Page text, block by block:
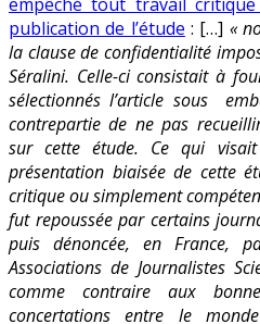
publication de l’étude : […] «
la clause de confidentialité
Séralini. Celle-ci consistait à
sélectionnés l’article sous
contrepartie de ne pas
sur cette étude. Ce qui
présentation biaisée de cette
critique ou simplement
fut repoussée par certains
puis dénoncée, en France,
Associations de Journalistes
comme contraire aux
concertations entre le